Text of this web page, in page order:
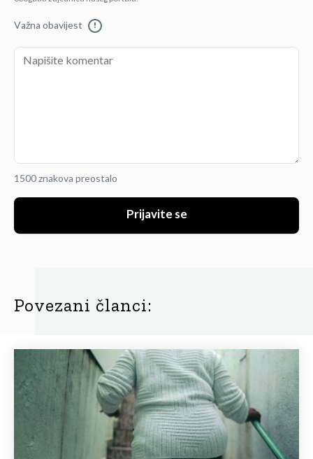
Važna obavijest !
1500 znakova preostalo
Prijavite se
Povezani članci: